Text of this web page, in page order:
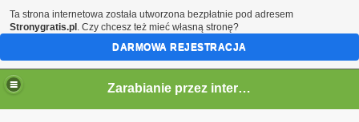
Zarabianie przez internet
Ta strona internetowa została utworzona bezpłatnie pod adresem
Stronygratis.pl . Czy chcesz też mieć własną stronę?
DARMOWA REJESTRACJA